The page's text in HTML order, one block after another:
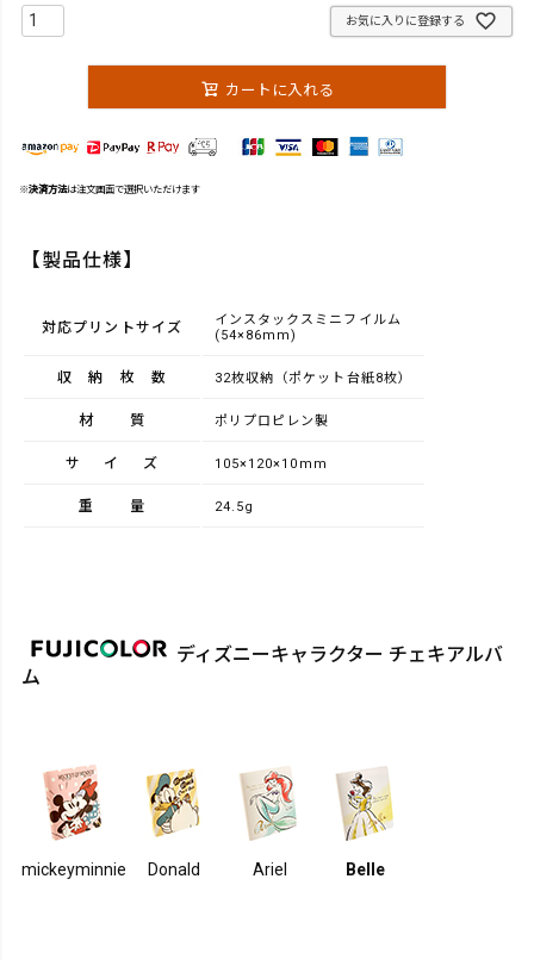
お気に入りに登録する
カートに入れる
※決済方法は注文画面で選択いただけます
【製品仕様】
対応プリントサイズ
インスタックスミニフイルム
(54×86mm)
収納枚数 32枚収納（ポケット台紙8枚）
材質 ポリプロピレン製
サイズ 105×120×10mm
重量 24.5g
ディズニーキャラクター チェキアルバ
ム
mickeyminnie Donald Ariel Belle